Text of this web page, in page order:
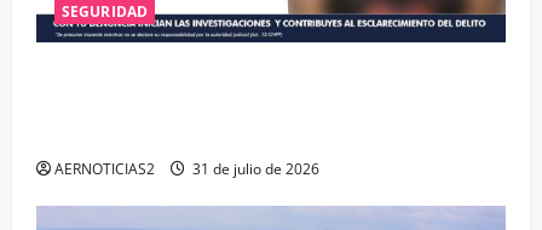
SEGURIDAD
AERNOTICIAS2 31 de julio de 2026